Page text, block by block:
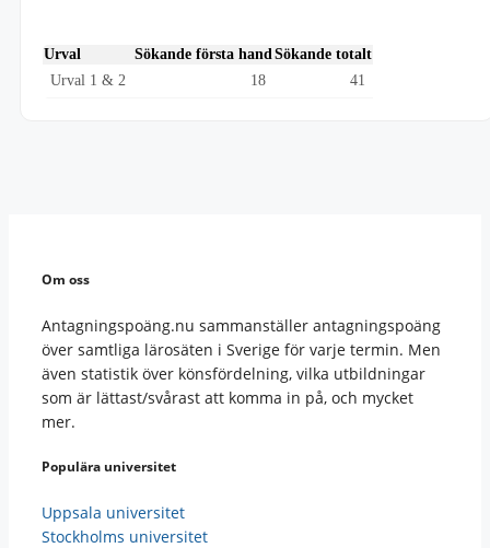
Urval Sökande första handSökande totalt
Urval 1 & 2
18 41
Om oss
Antagningspoäng.nu sammanställer antagningspoäng
över samtliga lärosäten i Sverige för varje termin. Men
även statistik över könsfördelning, vilka utbildningar
som är lättast/svårast att komma in på, och mycket
mer.
Populära universitet
Uppsala universitet
Stockholms universitet